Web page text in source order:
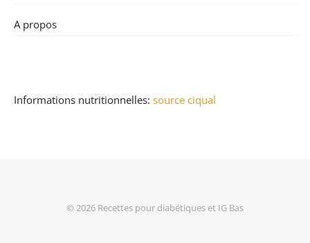
A propos
Informations nutritionnelles: source ciqual
© 2026 Recettes pour diabétiques et IG Bas